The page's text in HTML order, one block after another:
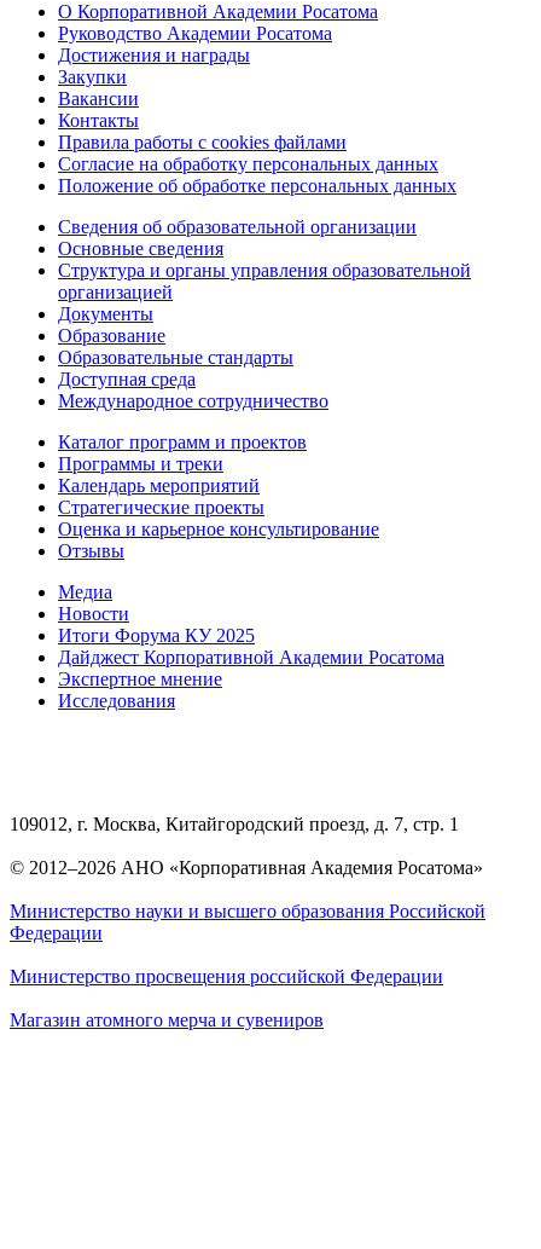
О Корпоративной Академии Росатома
Руководство Академии Росатома
Достижения и награды
Закупки
Вакансии
Контакты
Правила работы с cookies файлами
Согласие на обработку персональных данных
Положение об обработке персональных данных
Сведения об образовательной организации
Основные сведения
Структура и органы управления образовательной
организацией
Документы
Образование
Образовательные стандарты
Доступная среда
Международное сотрудничество
Каталог программ и проектов
Программы и треки
Календарь мероприятий
Стратегические проекты
Оценка и карьерное консультирование
Отзывы
Медиа
Новости
Итоги Форума КУ 2025
Дайджест Корпоративной Академии Росатома
Экспертное мнение
Исследования
109012, г. Москва, Китайгородский проезд, д. 7, стр. 1
© 2012–2026 АНО «Корпоративная Академия Росатома»
Министерство науки и высшего образования Российской
Федерации
Министерство просвещения российской Федерации
Магазин атомного мерча и сувениров